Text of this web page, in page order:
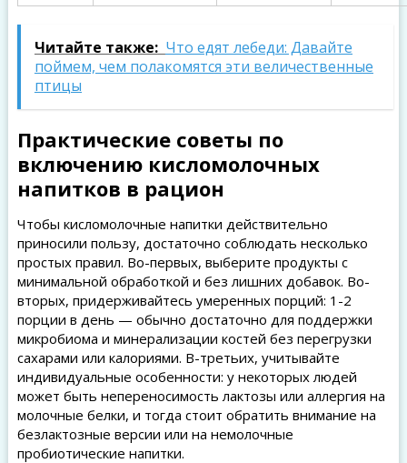
Читайте также: Что едят лебеди: Давайте
поймем, чем полакомятся эти величественные
птицы
Практические советы по
включению кисломолочных
напитков в рацион
Чтобы кисломолочные напитки действительно
приносили пользу, достаточно соблюдать несколько
простых правил. Во-первых, выберите продукты с
минимальной обработкой и без лишних добавок. Во-
вторых, придерживайтесь умеренных порций: 1-2
порции в день — обычно достаточно для поддержки
микробиома и минерализации костей без перегрузки
сахарами или калориями. В-третьих, учитывайте
индивидуальные особенности: у некоторых людей
может быть непереносимость лактозы или аллергия на
молочные белки, и тогда стоит обратить внимание на
безлактозные версии или на немолочные
пробиотические напитки.